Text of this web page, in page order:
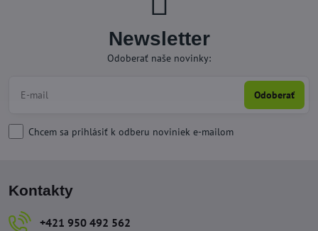
Newsletter
Odoberať naše novinky:
Odoberať
Chcem sa prihlásiť k odberu noviniek e-mailom
Kontakty
+421 950 492 562